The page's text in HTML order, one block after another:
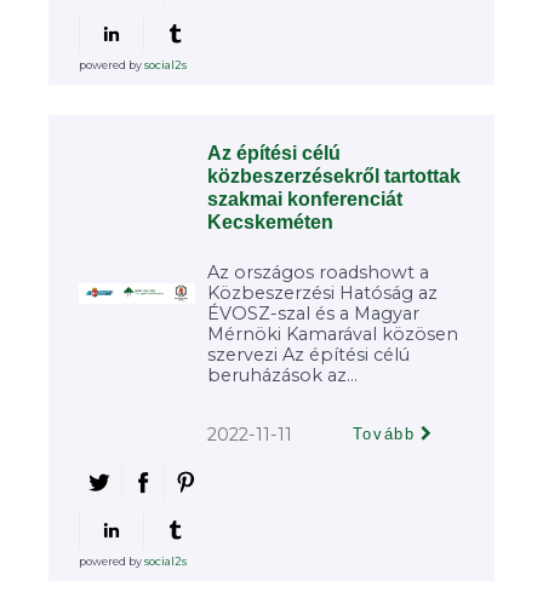
powered bysocial2s
Az építési célú
közbeszerzésekről tartottak
szakmai konferenciát
Kecskeméten
Az országos roadshowt a
Közbeszerzési Hatóság az
ÉVOSZ-szal és a Magyar
Mérnöki Kamarával közösen
szervezi Az építési célú
beruházások az...
2022-11-11 Tovább
powered bysocial2s